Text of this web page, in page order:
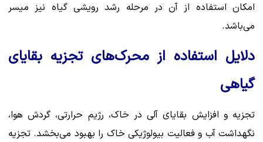
امکان استفاده از آن در مرحله رشد رویشی گیاه نیز میسر
می‌باشد.
دلایل استفاده از محرک‌های تجزیه بقایای
گیاهی
تجزیه و افزایش بقایای آلی در خاک، رژیم حرارتی، گردش هوا،
نگهداشت آب و فعالیت بیولوژیکی خاک را بهبود می‌بخشد. تجزیه